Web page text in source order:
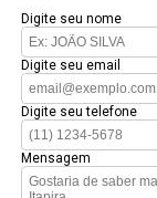
Digite seu nome
Digite seu email
Digite seu telefone
Mensagem